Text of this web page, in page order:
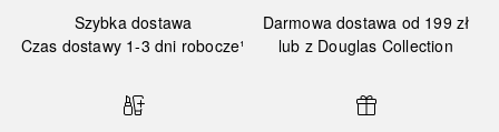
Szybka dostawa
Czas dostawy 1-3 dni robocze¹
Darmowa dostawa od 199 zł
lub z Douglas Collection